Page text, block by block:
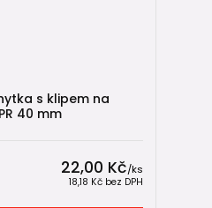
s klipem na
40 mm
22,00 Kč/ks
18,18 Kč bez DPH